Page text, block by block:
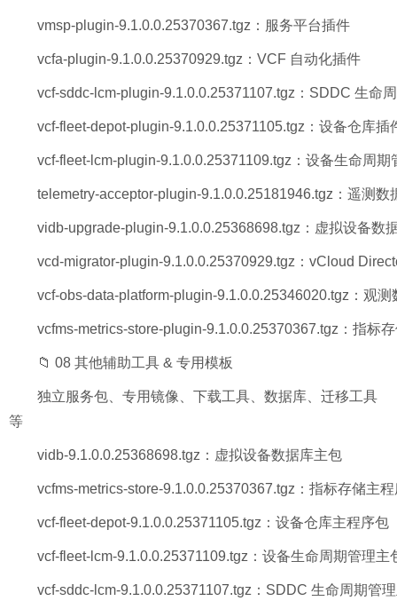
vmsp-plugin-9.1.0.0.25370367.tgz：服务平台插件
vcfa-plugin-9.1.0.0.25370929.tgz：VCF 自动化插件
vcf-sddc-lcm-plugin-9.1.0.0.25371107.tgz：SDDC 生命
vcf-fleet-depot-plugin-9.1.0.0.25371105.tgz：设备仓库插
vcf-fleet-lcm-plugin-9.1.0.0.25371109.tgz：设备生命周期
telemetry-acceptor-plugin-9.1.0.0.25181946.tgz：遥测数
vidb-upgrade-plugin-9.1.0.0.25368698.tgz：虚拟设备数
vcd-migrator-plugin-9.1.0.0.25370929.tgz：vCloud
vcf-obs-data-platform-plugin-9.1.0.0.25346020.tgz：观测
vcfms-metrics-store-plugin-9.1.0.0.25370367.tgz：指标
📁 08 其他辅助工具 & 专用模板
独立服务包、专用镜像、下载工具、数据库、迁移工具
等
vidb-9.1.0.0.25368698.tgz：虚拟设备数据库主包
vcfms-metrics-store-9.1.0.0.25370367.tgz：指标存储主
vcf-fleet-depot-9.1.0.0.25371105.tgz：设备仓库主程序包
vcf-fleet-lcm-9.1.0.0.25371109.tgz：设备生命周期管理主
vcf-sddc-lcm-9.1.0.0.25371107.tgz：SDDC 生命周期管